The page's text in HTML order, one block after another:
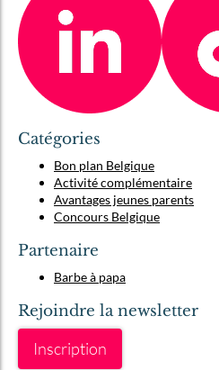
Catégories
Bon plan Belgique
Activité complémentaire
Avantages jeunes parents
Concours Belgique
Partenaire
Barbe à papa
Rejoindre la newsletter
Inscription